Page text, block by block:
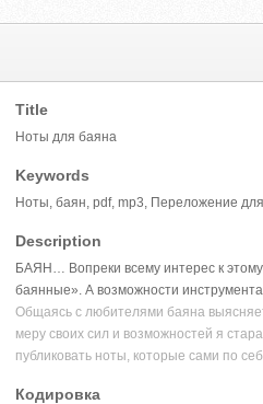
Title
Ноты для баяна
Keywords
Ноты, баян, pdf, mp3, Переложение
Description
БАЯН… Вопреки всему интерес к
баянные». А возможности
Общаясь с любителями баяна
меру своих сил и возможностей я
публиковать ноты, которые сами по
Кодировка